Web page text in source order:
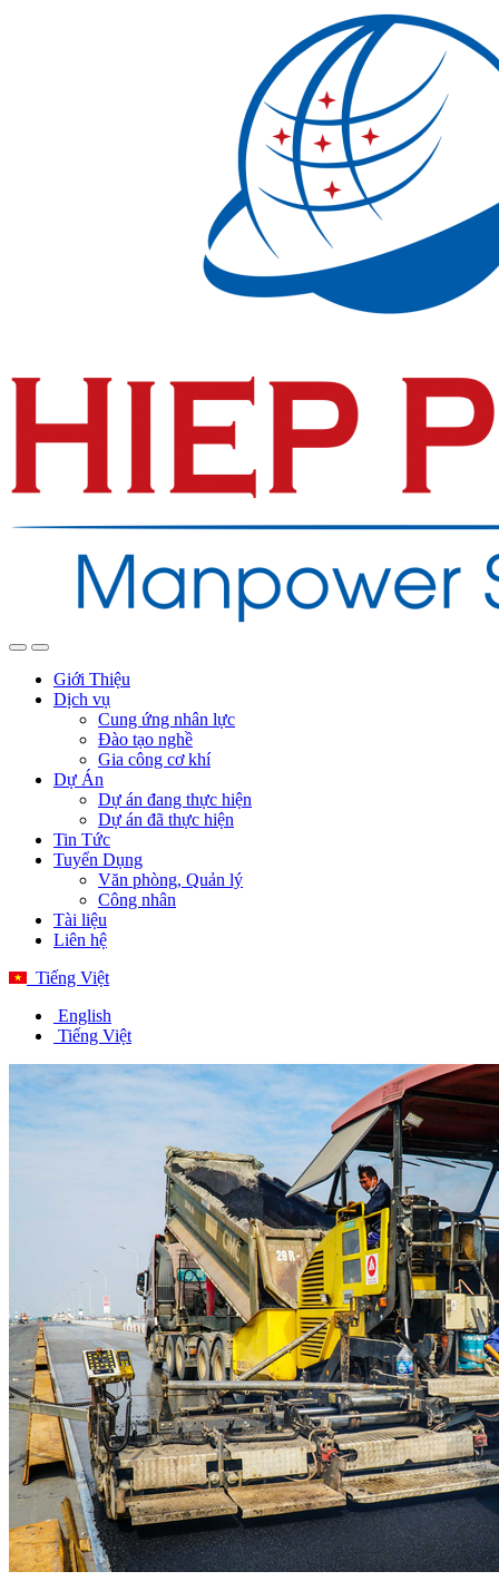
Giới Thiệu
Dịch vụ
Cung ứng nhân lực
Đào tạo nghề
Gia công cơ khí
Dự Án
Dự án đang thực hiện
Dự án đã thực hiện
Tin Tức
Tuyển Dụng
Văn phòng, Quản lý
Công nhân
Tài liệu
Liên hệ
Tiếng Việt
English
Tiếng Việt